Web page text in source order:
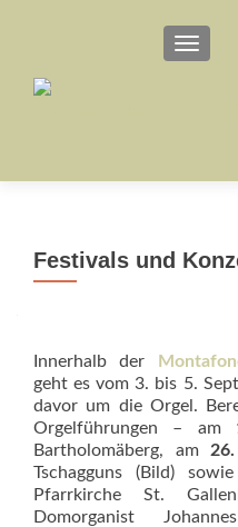
Festivals und
Innerhalb der
geht es vom 3. bis 5.
davor um die Orgel.
Orgelführungen – am
Bartholomäberg, am
Tschagguns (Bild)
Pfarrkirche St.
Domorganist